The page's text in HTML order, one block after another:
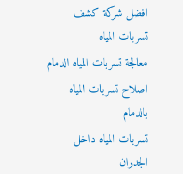
افضل شركة كشف
تسربات المياه
معالجة تسربات المياه الدمام
اصلاح تسربات المياه
بالدمام
تسربات المياه داخل
الجدران